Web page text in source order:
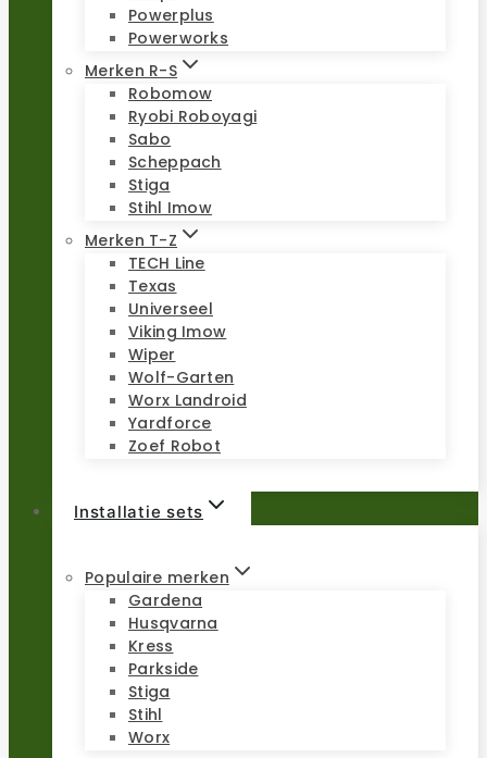
Powerplus
Powerworks
Merken R-S
Robomow
Ryobi Roboyagi
Sabo
Scheppach
Stiga
Stihl Imow
Merken T-Z
TECH Line
Texas
Universeel
Viking Imow
Wiper
Wolf-Garten
Worx Landroid
Yardforce
Zoef Robot
Installatie sets
Populaire merken
Gardena
Husqvarna
Kress
Parkside
Stiga
Stihl
Worx